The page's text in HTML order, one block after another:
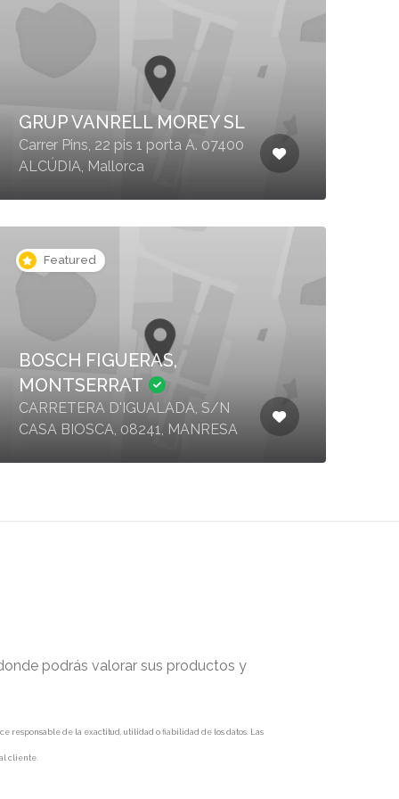
GRUP VANRELL MOREY SL
Carrer Pins, 22 pis 1 porta A. 07400
ALCÚDIA, Mallorca
Featured
BOSCH FIGUERAS,
MONTSERRAT
CARRETERA D'IGUALADA, S/N
CASA BIOSCA, 08241, MANRESA
podrás valorar sus productos y
responsable de la exactitud, utilidad o fiabilidad de los datos. Las
cliente.